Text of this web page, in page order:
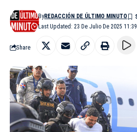
Last Updated: 23 De Julio De 2025 11:39
ByREDACCIÓN DE ÚLTIMO MINUTO
Share